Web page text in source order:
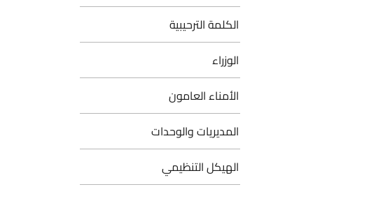
الكلمة الترحيبية
الوزراء
الأمناء العامون
المديريات والوحدات
الهيكل التنظيمي